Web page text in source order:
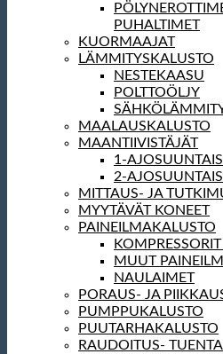
PUHALTIMET
KUORMAAJAT
LÄMMITYSKALUSTO
NESTEKAASU
POLTTOÖLJY
MAALAUSKALUSTO
MAANTIIVISTÄJÄT
1-
2-
MITTAUS- JA
MYYTÄVÄT KONEET
PAINEILMAKALUSTO
MUUT
NAULAIMET
PORAUS- JA
PUMPPUKALUSTO
PUUTARHAKALUSTO
RAUDOITUS-